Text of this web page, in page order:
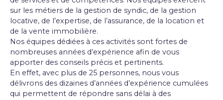
sur les métiers de la gestion de syndic, de la gestion
locative, de l’expertise, de l’assurance, de la location et
de la vente immobilière.
Nos équipes dédiées à ces activités sont fortes de
nombreuses années d’expérience afin de vous
apporter des conseils précis et pertinents.
En effet, avec plus de 25 personnes, nous vous
délivrons des dizaines d’années d’expérience cumulées
qui permettent de répondre sans délai à des